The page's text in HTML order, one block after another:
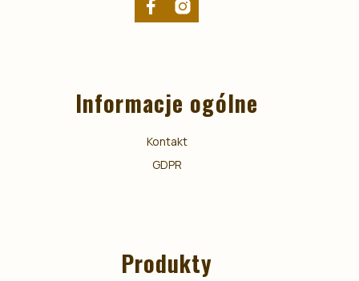
Informacje ogólne
Kontakt
GDPR
Produkty